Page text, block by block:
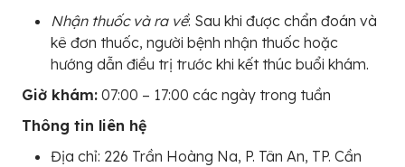
Nhận thuốc và ra về: Sau khi được chẩn đoán và
kê đơn thuốc, người bệnh nhận thuốc hoặc
hướng dẫn điều trị trước khi kết thúc buổi khám.
Giờ khám: 07:00 – 17:00 các ngày trong tuần
Thông tin liên hệ
Địa chỉ: 226 Trần Hoàng Na, P. Tân An, TP. Cần